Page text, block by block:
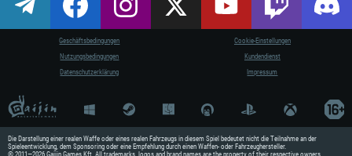
Für PC
Geschäftsbedingungen
Nutzungsbedingungen
Datenschutzerklärung
Cookie-Einstellungen
Kundendienst
Impressum
Die Darstellung einer realen Waffe oder eines realen Fahrzeugs in diesem Spiel bedeutet nicht die Teilnahme an der
Spieleentwicklung, dem Sponsoring oder eine Empfehlung durch einen Waffen- oder Fahrzeughersteller.
© 2011—2026 Gaijin Games Kft. All trademarks, logos and brand names are the property of their respective owners.